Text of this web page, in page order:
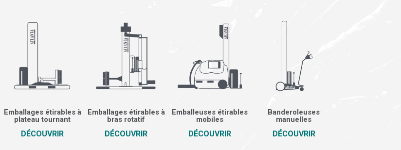
Emballages étirables à
plateau tournant
DÉCOUVRIR
Emballages étirables à
bras rotatif
DÉCOUVRIR
Emballeuses étirables
mobiles
DÉCOUVRIR
Banderoleuses
manuelles
DÉCOUVRIR